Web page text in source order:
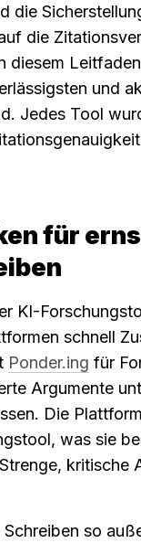
die
die
diesem
und
Jedes Tool
für
KI-
schnell
Ponder.ing für
Argumente
Die
was sie
kritische
so